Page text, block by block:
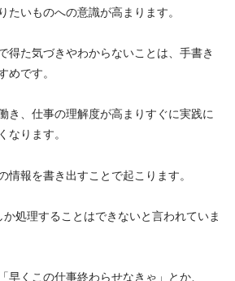
たいものへの意識が高まります。
得た気づきやわからないことは、手書き
めです。
き、仕事の理解度が高まりすぐに実践に
なります。
情報を書き出すことで起こります。
処理することはできないと言われていま
早くこの仕事終わらせなきゃ」とか、